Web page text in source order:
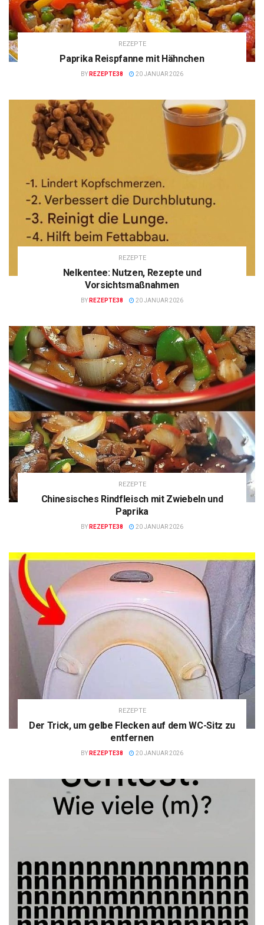
REZEPTE
Paprika Reispfanne mit Hähnchen
BY REZEPTE38 20 JANUAR 2026
REZEPTE
Nelkentee: Nutzen, Rezepte und
Vorsichtsmaßnahmen
BY REZEPTE38 20 JANUAR 2026
REZEPTE
Chinesisches Rindfleisch mit Zwiebeln und
Paprika
BY REZEPTE38 20 JANUAR 2026
REZEPTE
Der Trick, um gelbe Flecken auf dem WC-Sitz zu
entfernen
BY REZEPTE38 20 JANUAR 2026